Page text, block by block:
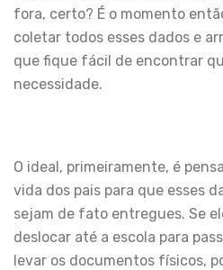
fora, certo? É o momento
coletar todos esses dados e
que fique fácil de encontrar
necessidade.
O ideal, primeiramente, é
vida dos pais para que esses
sejam de fato entregues. Se
deslocar até a escola para
levar os documentos físicos,